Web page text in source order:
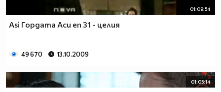
01:09:54
Asi Гордата Аси еп 31 - целия
49 670 13.10.2009
01:05:14